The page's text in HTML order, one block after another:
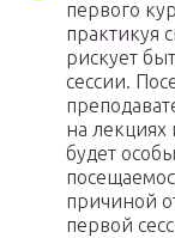
первого
практикуя
рискует
сессии.
на лекциях
будет
причиной
первой